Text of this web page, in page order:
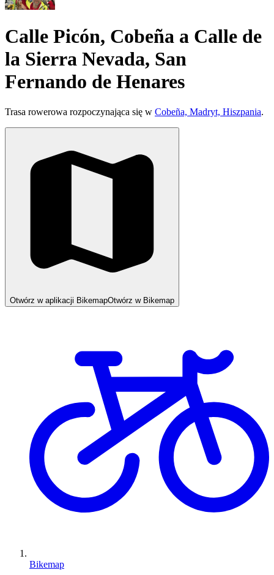
Calle Picón, Cobeña a Calle de
la Sierra Nevada, San
Fernando de Henares
Trasa rowerowa rozpoczynająca się w Cobeña, Madryt, Hiszpania.
Otwórz w aplikacji BikemapOtwórz w Bikemap
Bikemap